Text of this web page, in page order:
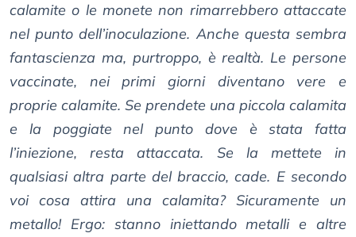
calamite o le monete non rimarrebbero attaccate
nel punto dell’inoculazione. Anche questa sembra
fantascienza ma, purtroppo, è realtà. Le persone
vaccinate, nei primi giorni diventano vere e
proprie calamite. Se prendete una piccola calamita
e la poggiate nel punto dove è stata fatta
l’iniezione, resta attaccata. Se la mettete in
qualsiasi altra parte del braccio, cade. E secondo
voi cosa attira una calamita? Sicuramente un
metallo! Ergo: stanno iniettando metalli e altre